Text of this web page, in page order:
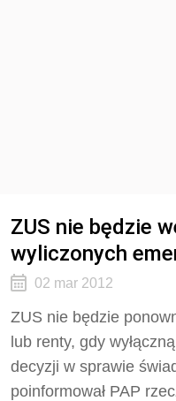
ZUS nie będzie
wyliczonych
02 mar 2012
ZUS nie będzie
lub renty, gdy
decyzji w sprawie
poinformował PAP